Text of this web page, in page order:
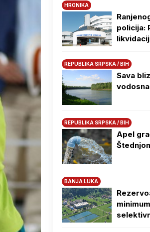
HRONIKA
policija:
REPUBLIKA SRPSKA / BIH
Sava
REPUBLIKA SRPSKA / BIH
Apel
BANJA LUKA